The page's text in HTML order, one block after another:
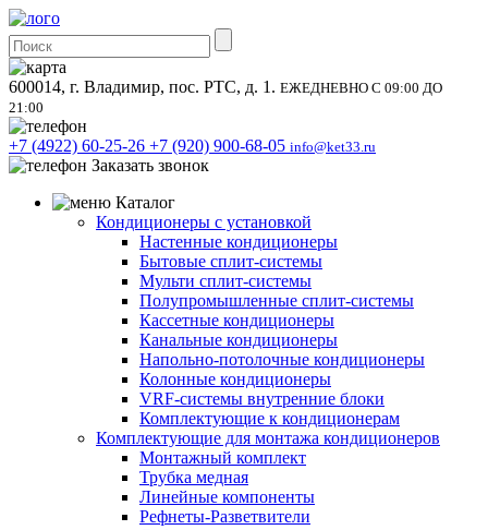
600014, г. Владимир, пос. РТС, д. 1. ЕЖЕДНЕВНО С 09:00 ДО
21:00
+7 (4922) 60-25-26 +7 (920) 900-68-05 info@ket33.ru
Заказать звонок
Каталог
Кондиционеры с установкой
Настенные кондиционеры
Бытовые сплит-системы
Мульти сплит-системы
Полупромышленные сплит-системы
Кассетные кондиционеры
Канальные кондиционеры
Напольно-потолочные кондиционеры
Колонные кондиционеры
VRF-системы внутренние блоки
Комплектующие к кондиционерам
Комплектующие для монтажа кондиционеров
Монтажный комплект
Трубка медная
Линейные компоненты
Рефнеты-Разветвители